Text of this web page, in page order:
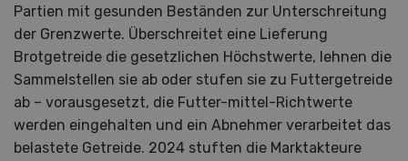
Partien mit gesunden Beständen zur Unterschreitung
der Grenzwerte. Überschreitet eine Lieferung
Brotgetreide die gesetzlichen Höchstwerte, lehnen die
Sammelstellen sie ab oder stufen sie zu Futtergetreide
ab – vorausgesetzt, die Futter-mittel-Richtwerte
werden eingehalten und ein Abnehmer verarbeitet das
belastete Getreide. 2024 stuften die Marktakteure